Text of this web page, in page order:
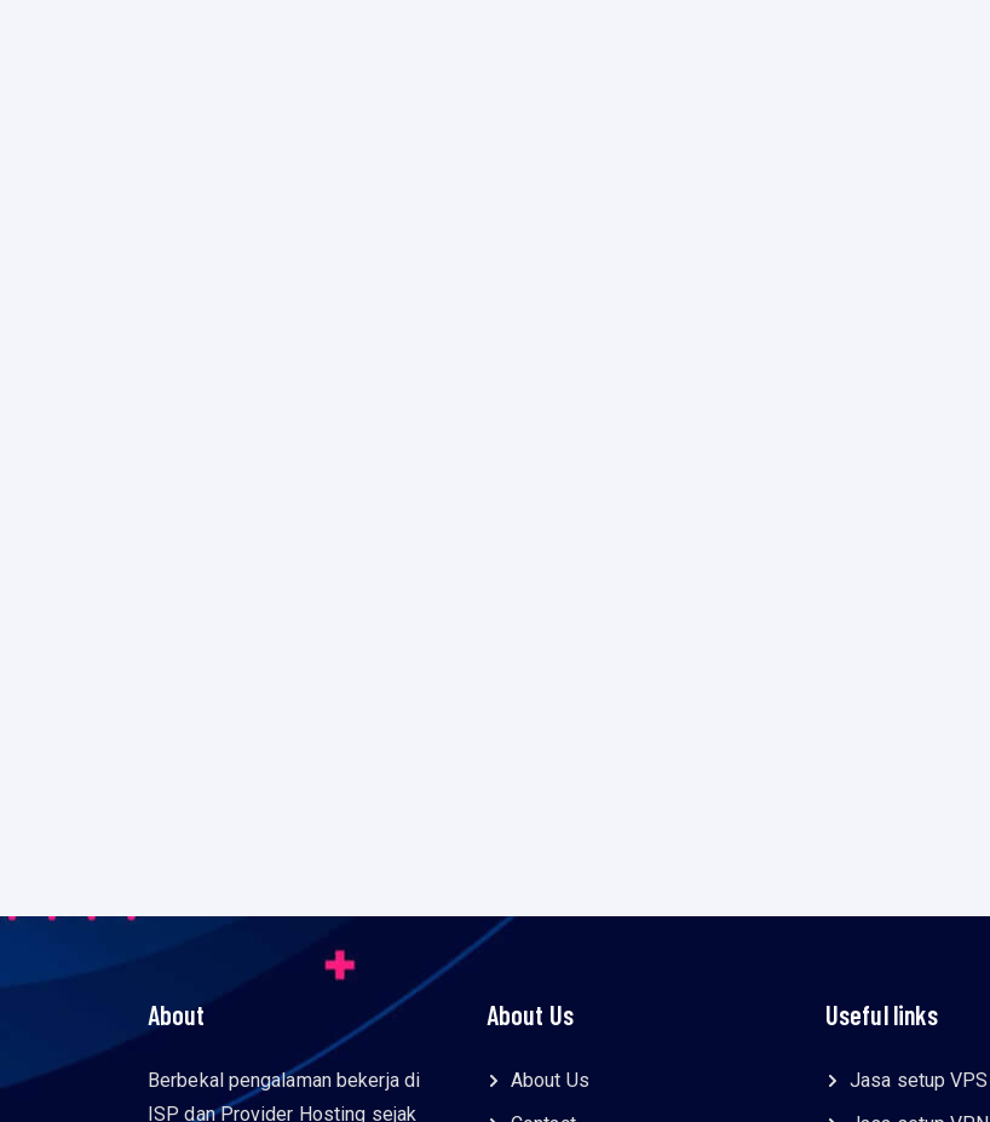
About
Berbekal pengalaman bekerja di
ISP dan Provider Hosting sejak
About Us
About Us
Useful links
Jasa setup VPS